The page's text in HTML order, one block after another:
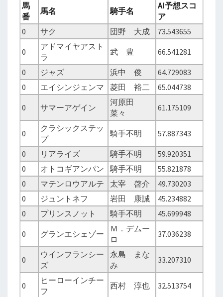
馬
番
馬名 騎手名
AI予想スコ
ア
0
サク 団野 大成 73.543655
0
アドマイヤアスト
ラ
武 豊 66.541281
0 ジャズ 浜中 俊
64.729083
0
エイシンジェンマ 菱田 裕二 65.044738
0 サマーアゲイン
河原田
菜々
61.175109
0
クラシックステッ
プ
騎手不明 57.887343
0 リアライズ 騎手不明
59.920351
0
オトコギアンパン 騎手不明
55.821878
0
マテンロウアルテ 太宰 啓介
49.730203
0
ジュントネフ 岩田 康誠
45.234882
0
プリンスノット 騎手不明 45.699948
0 グランエシェゾー
Ｍ．デムー
ロ
37.036238
0
ウインフランシー
ズ
永島 まな
み
33.207310
0
ヒーローインチー
フ
西村 淳也 32.513754